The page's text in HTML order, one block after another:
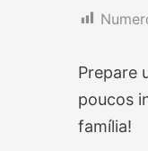
Prepare
poucos
família!